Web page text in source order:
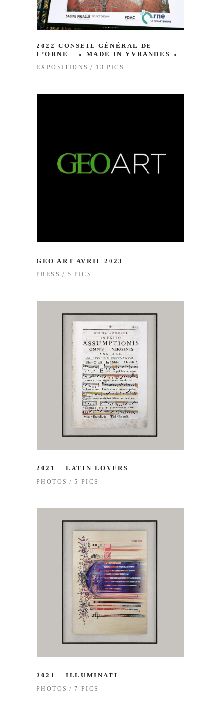
2022 CONSEIL GÉNÉRAL DE
L’ORNE – « MADE IN YVRANDES »
EXPOSITIONS 13 PICS
GEO ART AVRIL 2023
PRESS 5 PICS
2021 – LATIN LOVERS
PHOTOS 5 PICS
2021 – ILLUMINATI
PHOTOS 7 PICS